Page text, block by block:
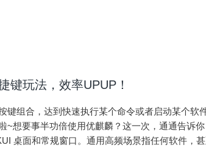
键玩法，效率UPUP！
键组合，达到快速执行某个命令或者启动某个软
~想要事半功倍使用优麒麟？这一次，通通告诉
桌面和常规窗口。通用高频场景指任何软件，